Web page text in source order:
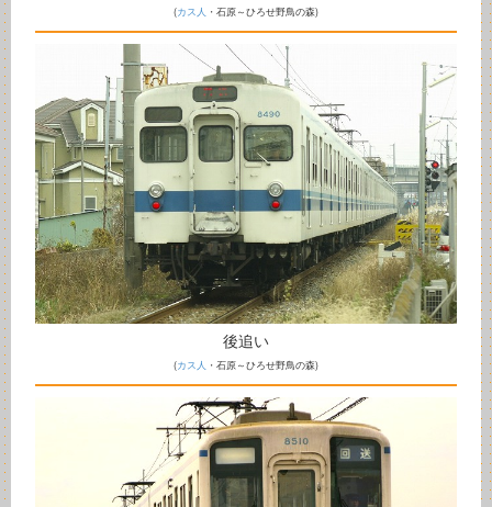
(カス人 ・石原～ひろせ野鳥の森)
後追い
(カス人 ・石原～ひろせ野鳥の森)